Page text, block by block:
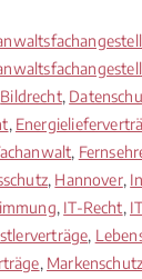
Bildrecht,
,
,
, Hannover,
, IT-Recht,
,
, Markenschutz